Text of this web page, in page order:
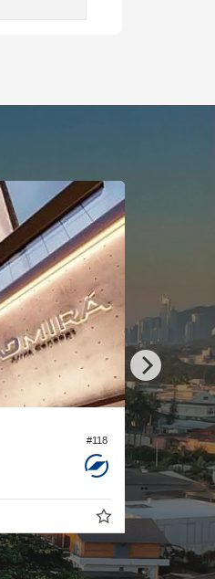
#118
4 3
R$